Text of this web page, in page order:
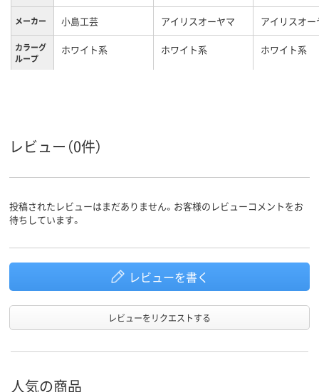
メーカー 小島工芸 アイリスオーヤマ アイリスオー
カラーグ
ループ
ホワイト系 ホワイト系 ホワイト系
レビュー（0件）
投稿されたレビューはまだありません。お客様のレビューコメントをお
待ちしています。
レビューを書く
レビューをリクエストする
人気の商品